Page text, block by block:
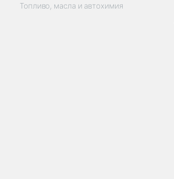
Топливо, масла и автохимия